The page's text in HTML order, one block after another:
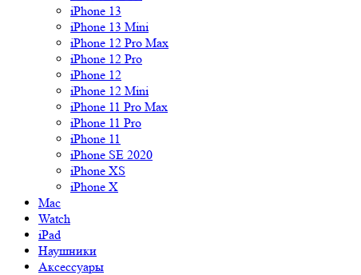
iPhone 13
iPhone 13 Mini
iPhone 12 Pro Max
iPhone 12 Pro
iPhone 12
iPhone 12 Mini
iPhone 11 Pro Max
iPhone 11 Pro
iPhone 11
iPhone SE 2020
iPhone XS
iPhone X
Mac
Watch
iPad
Наушники
Аксессуары